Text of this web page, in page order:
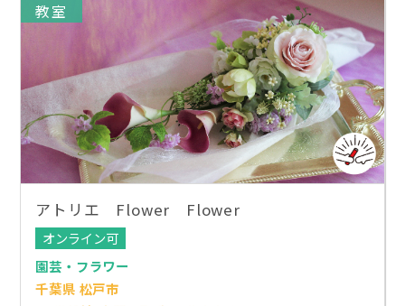
教室
アトリエ Flower Flower
オンライン可
園芸・フラワー
千葉県 松戸市